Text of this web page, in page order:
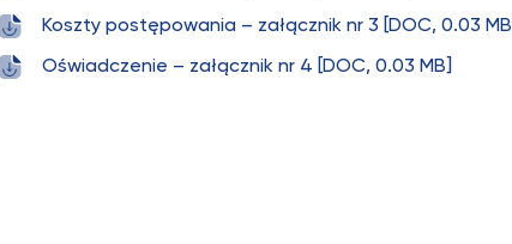
Koszty postępowania – załącznik nr 3 [DOC, 0.03 MB]
Oświadczenie – załącznik nr 4 [DOC, 0.03 MB]